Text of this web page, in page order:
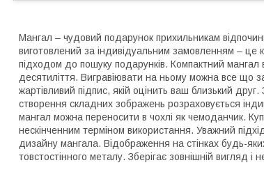
Мангал – чудовий подарунок прихильникам
виготовлений за індивідуальним замовленням –
підходом до пошуку подарунків. Компактний
десятиліття. Вигравіювати на ньому можна все що
жартівливий підпис, якій оцінить ваш близький
створення складних зображень розраховується
мангал можна переносити в чохлі як чемоданчик.
нескінченним терміном використання. Уважний
дизайну мангала. Відображення на стінках будь-
товстостінного металу. Зберігає зовнішній вигляд